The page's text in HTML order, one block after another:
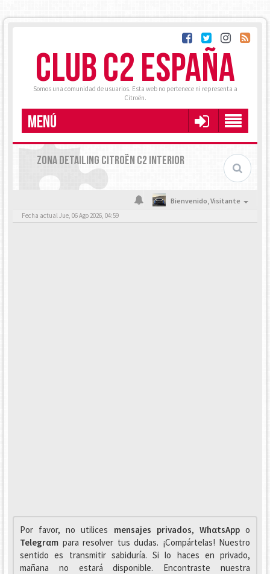
CLUB C2 ESPAÑA
Somos una comunidad de usuarios. Esta web no pertenece ni representa a
Citroën.
MENÚ
ZONA DETAILING CITROËN C2 INTERIOR
Bienvenido,Visitante
Fecha actual Jue, 06 Ago 2026, 04:59
Por favor, no utilices mensajes privados, WhαtsAppo
Telegrαm para resolver tus dudas. ¡Compártelas! Nuestro
sentido es transmitir sabiduría. Si lo haces en privado,
mañana no estará disponible. Encontraste nuestra